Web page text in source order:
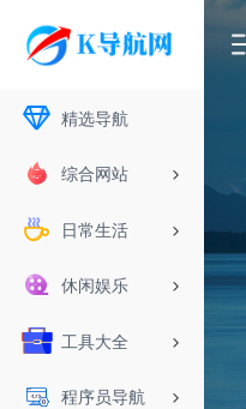
精选导航
综合网站
日常生活
休闲娱乐
工具大全
程序员导航